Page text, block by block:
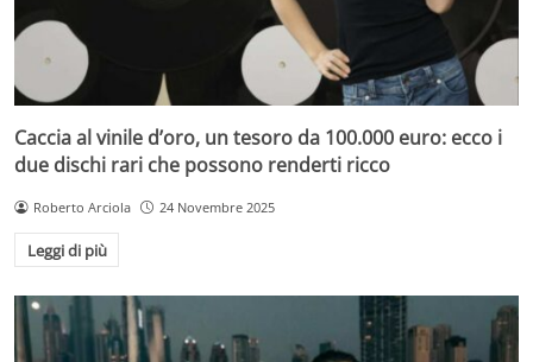
Caccia al vinile d’oro, un tesoro da 100.000 euro: ecco i
due dischi rari che possono renderti ricco
Roberto Arciola 24 Novembre 2025
Leggi di più